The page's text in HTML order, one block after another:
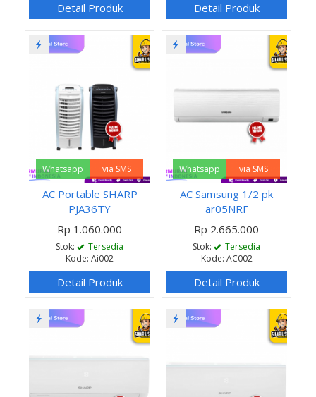
Detail Produk Detail Produk
Whatsapp via SMS
AC Portable SHARP
PJA36TY
Rp 1.060.000
Stok:
Tersedia
Kode: Ai002
Detail Produk
Whatsapp via SMS
AC Samsung 1/2 pk
ar05NRF
Rp 2.665.000
Stok:
Tersedia
Kode: AC002
Detail Produk